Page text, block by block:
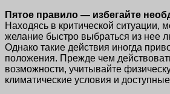
Пятое правило — избегайте
Находясь в критической ситуации,
желание быстро выбраться из нее
Однако такие действия иногда
положения. Прежде чем
возможности, учитывайте
климатические условия и